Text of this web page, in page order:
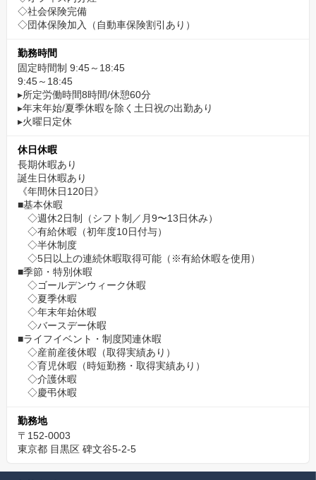
◇社会保険完備
◇団体保険加入（自動車保険割引あり）
勤務時間
固定時間制 9:45～18:45
9:45～18:45
▸所定労働時間8時間/休憩60分
▸年末年始/夏季休暇を除く土日祝の出勤あり
▸火曜日定休
休日休暇
長期休暇あり
誕生日休暇あり
《年間休日120日》
■基本休暇
◇週休2日制（シフト制／月9〜13日休み）
◇有給休暇（初年度10日付与）
◇半休制度
◇5日以上の連続休暇取得可能（※有給休暇を使用）
■季節・特別休暇
◇ゴールデンウィーク休暇
◇夏季休暇
◇年末年始休暇
◇バースデー休暇
■ライフイベント・制度関連休暇
◇産前産後休暇（取得実績あり）
◇育児休暇（時短勤務・取得実績あり）
◇介護休暇
◇慶弔休暇
勤務地
〒152-0003
東京都 目黒区 碑文谷5-2-5